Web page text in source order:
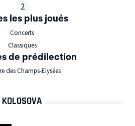
2
les plus joués
Concerts
Classiques
de prédilection
des Champs-Elysées